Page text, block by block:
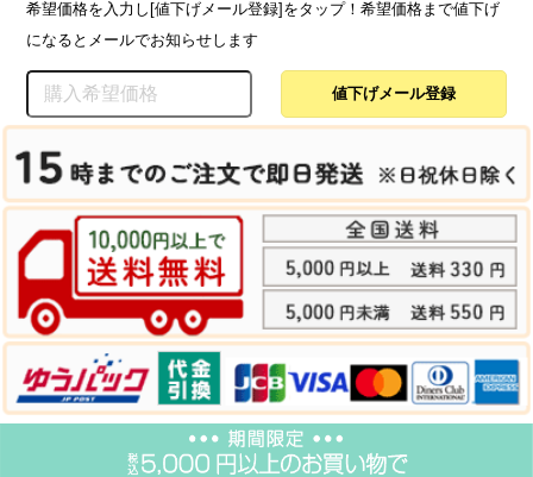
希望価格を入力し[値下げメール登録]をタップ！希望価格まで値下げ
になるとメールでお知らせします